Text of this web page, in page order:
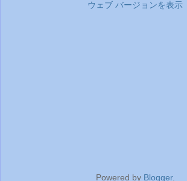
ウェブ バージョンを表示
Powered by Blogger.